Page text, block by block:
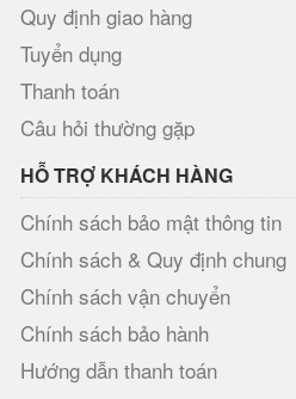
Quy định giao hàng
Tuyển dụng
Thanh toán
Câu hỏi thường gặp
HỖ TRỢ KHÁCH HÀNG
Chính sách bảo mật thông tin
Chính sách & Quy định chung
Chính sách vận chuyển
Chính sách bảo hành
Hướng dẫn thanh toán